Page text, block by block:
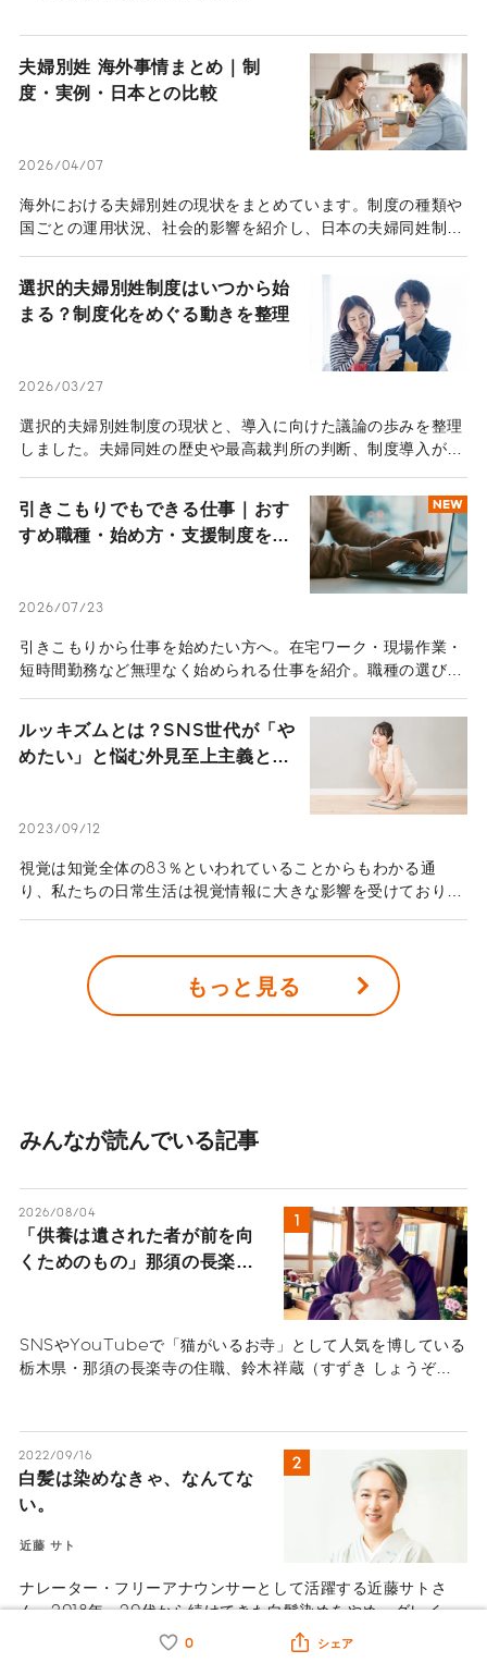
みんなが読んでいる記事
2026/08/04
「供養は遺された者が前を向
くためのもの」那須の長楽寺
SNSやYouTubeで「猫がいるお寺」として人気を博している
栃木県・那須の長楽寺の住職、鈴木祥蔵（すずき しょうぞ
を紐解きます。悲しみを自然の摂理と捉え、遺された人間が前
を向いて生きるためのヒントが詰まったメッセージ。
2022/09/16
白髪は染めなきゃ、なんてな
い。
近藤 サト
ナレーター・フリーアナウンサーとして活躍する近藤サトさ
ん。2018年、20代から続けてきた白髪染めをやめ、グレイヘ
アで地上波テレビに颯爽と登場した。今ではすっかり定着した
近藤さんのグレイヘアだが、当時、見た目の急激な変化は社会
0 シェア
夫婦別姓 海外事情まとめ｜制
度・実例・日本との比較
2026/04/07
海外における夫婦別姓の現状をまとめています。制度の種類や
国ごとの運用状況、社会的影響を紹介し、日本の夫婦同姓制度
選択的夫婦別姓制度はいつから始
まる？制度化をめぐる動きを整理
2026/03/27
選択的夫婦別姓制度の現状と、導入に向けた議論の歩みを整理
しました。夫婦同姓の歴史や最高裁判所の判断、制度導入がも
NEW
引きこもりでもできる仕事｜おす
すめ職種・始め方・支援制度を解
2026/07/23
引きこもりから仕事を始めたい方へ。在宅ワーク・現場作業・
短時間勤務など無理なく始められる仕事を紹介。職種の選び方
ルッキズムとは？SNS世代が「や
めたい」と悩む外見至上主義と容
2023/09/12
視覚は知覚全体の83％といわれていることからもわかる通
り、私たちの日常生活は視覚情報に大きな影響を受けており、
もっと見る